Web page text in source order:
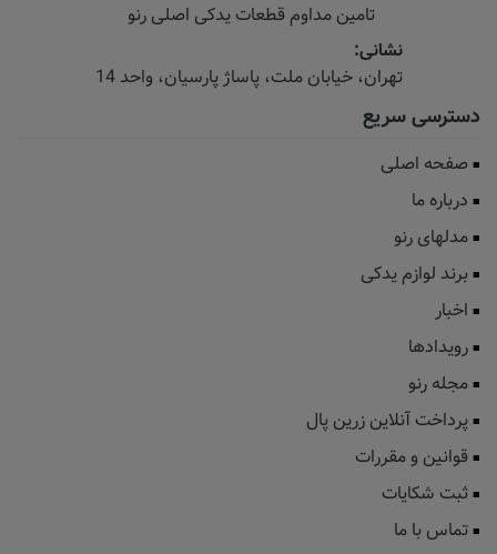
تامین مداوم قطعات یدکی اصلی رنو
نشانی:
تهران، خیابان‌ ملت، پاساژ‌ پارسیان، واحد 14
دسترسی سریع
صفحه اصلی
درباره ما
مدلهای رنو
برند لوازم یدکی
اخبار
رویدادها
مجله رنو
پرداخت آنلاین زرین پال
قوانین و مقررات
ثبت شکایات
تماس با ما